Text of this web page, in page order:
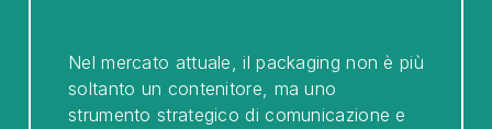
Nel mercato attuale, il packaging non è più
soltanto un contenitore, ma uno
strumento strategico di comunicazione e